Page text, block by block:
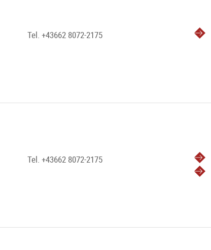
Tel. +43662 8072-2175
Tel. +43662 8072-2175